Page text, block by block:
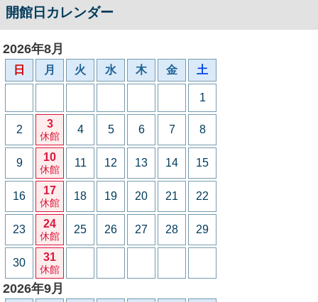
開館日カレンダー
2026年8月
日 月 火 水 木 金 土
1
2 3
休館
4 5 6 7 8
9 10
休館
11 12 13 14 15
16 17
休館
18 19 20 21 22
23 24
休館
25 26 27 28 29
30 31
休館
2026年9月